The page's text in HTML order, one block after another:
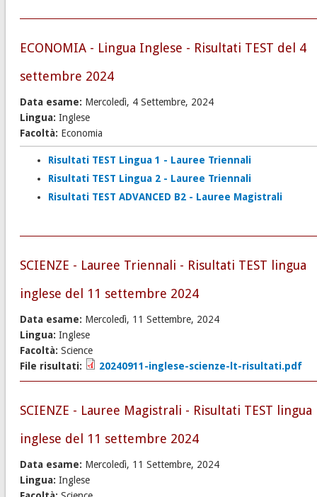
ECONOMIA - Lingua Inglese - Risultati TEST del 4
settembre 2024
Data esame: Mercoledì, 4 Settembre, 2024
Lingua: Inglese
Facoltà: Economia
Risultati TEST Lingua 1 - Lauree Triennali
Risultati TEST Lingua 2 - Lauree Triennali
Risultati TEST ADVANCED B2 - Lauree Magistrali
SCIENZE - Lauree Triennali - Risultati TEST lingua
inglese del 11 settembre 2024
Data esame: Mercoledì, 11 Settembre, 2024
Lingua: Inglese
Facoltà: Science
File risultati:
20240911-inglese-scienze-lt-risultati.pdf
SCIENZE - Lauree Magistrali - Risultati TEST lingua
inglese del 11 settembre 2024
Data esame: Mercoledì, 11 Settembre, 2024
Lingua: Inglese